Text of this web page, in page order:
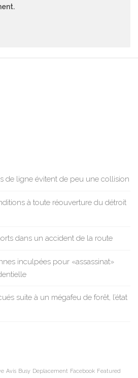
de ligne évitent de peu une collision
à toute réouverture du détroit
dans un accident de la route
inculpées pour «assassinat»
suite à un mégafeu de forêt, l’état
Avis Busy Deplacement Facebook Featured